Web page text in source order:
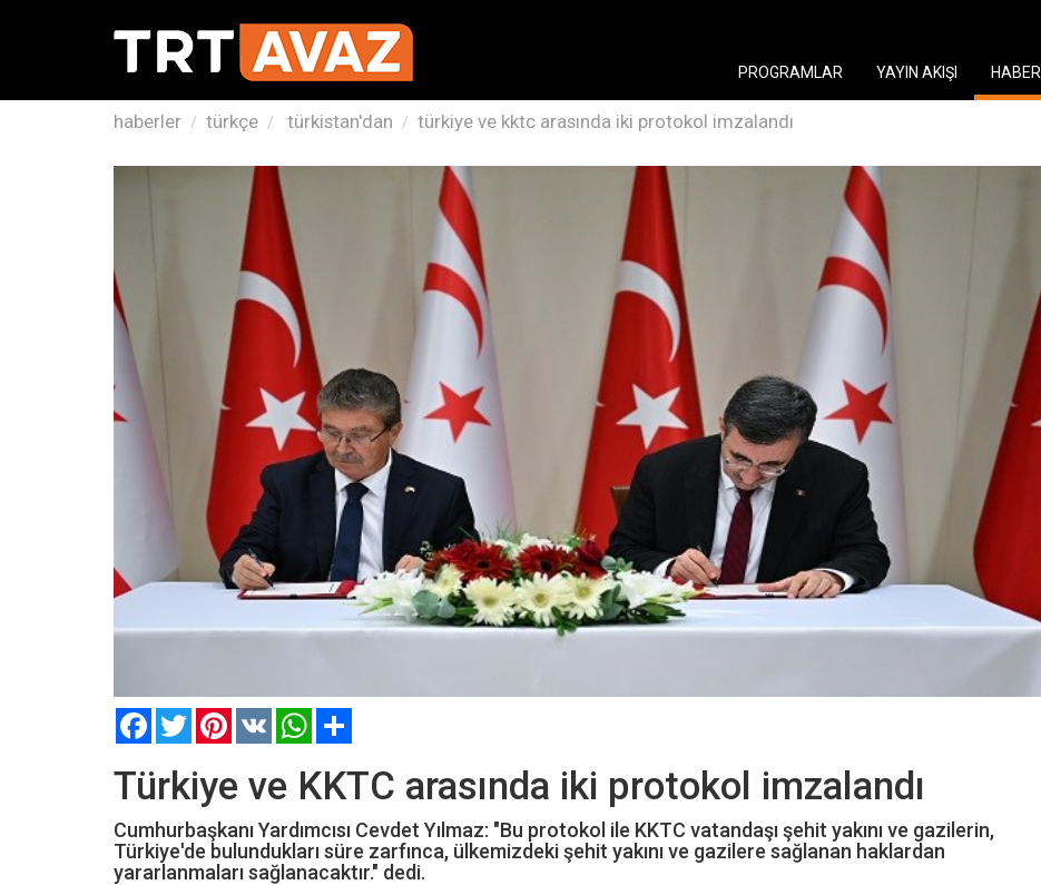
PROGRAMLAR
YAYIN AKIŞI HABER
haberler türkçe türkistan'dan türkiye ve kktc arasında iki protokol imzalandı
FacebookTwitterPinterest
VK WhatsApp
Türkiye ve KKTC arasında iki protokol imzalandı
Cumhurbaşkanı Yardımcısı Cevdet Yılmaz: "Bu protokol ile KKTC vatandaşı şehit yakını ve gazilerin,
Türkiye'de bulundukları süre zarfınca, ülkemizdeki şehit yakını ve gazilere sağlanan haklardan
yararlanmaları sağlanacaktır." dedi.